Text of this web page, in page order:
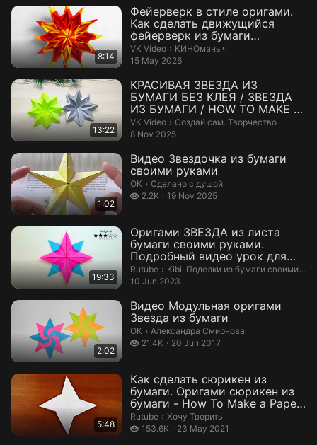
8:14
Фейерверк в стиле оригами.
Как сделать движущийся
фейерверк из бумаги
(навсегда транс...
VK Video › КИНОманыч.
КИНОманыч
15 May 2026
13:22
КРАСИВАЯ ЗВЕЗДА ИЗ
БУМАГИ БЕЗ КЛЕЯ / ЗВЕЗДА
ИЗ БУМАГИ / HOW TO MAKE A
BEAUTIFUL PAPER...
VK Video › Создай сам. Творчество.
Создай сам. Творчество
8 Nov 2025
1:02
Видео Звездочка из бумаги
своими руками
ОК › Сделано с душой.
Сделано с душой
2.2K
2.2 thousand views
19 Nov 2025
19:33
Оригами ЗВЕЗДА из листа
бумаги своими руками.
Подробный видео урок для
детей.
Rutube › Kibi. Поделки из бумаги своими
Kibi. Поделки из бумаги своими руками
10 Jun 2023
2:02
Видео Модульная оригами
Звезда из бумаги
ОК › Александра Смирнова.
Александра Смирнова
21.4K
21.4 thousand views
20 Jun 2017
5:48
Как сделать сюрикен из
бумаги. Оригами сюрикен из
бумаги - How To Make a Paper
Ninja ...
Rutube › Хочу Творить.
Хочу Творить
153.6K
153.6 thousand views
23 May 2021